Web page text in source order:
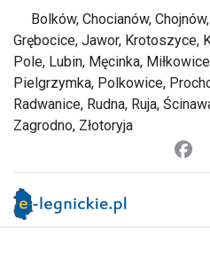
Bolków, Chocianów, Chojnów,
Grębocice, Jawor, Krotoszyce,
Pole, Lubin, Męcinka,
Pielgrzymka, Polkowice,
Radwanice, Rudna, Ruja,
Zagrodno, Złotoryja